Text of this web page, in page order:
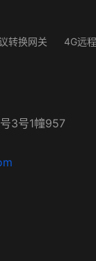
转换网关
4G远
3号1幢957